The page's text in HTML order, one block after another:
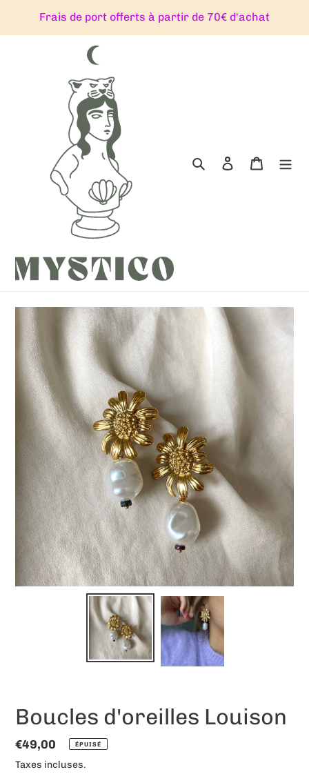
contenu
Frais de port offerts à partir de 70€ d'achat
RechercherSe connecter
Panier
Boucles d'oreilles Louison
Prix
normal
€49,00 ÉPUISÉ
Taxes incluses.